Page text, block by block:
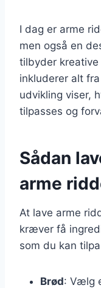
I dag er arme
men også en
tilbyder
inkluderer alt
udvikling viser,
tilpasses og
Sådan
arme
At lave arme
kræver få
som du kan
Brød: Vælg